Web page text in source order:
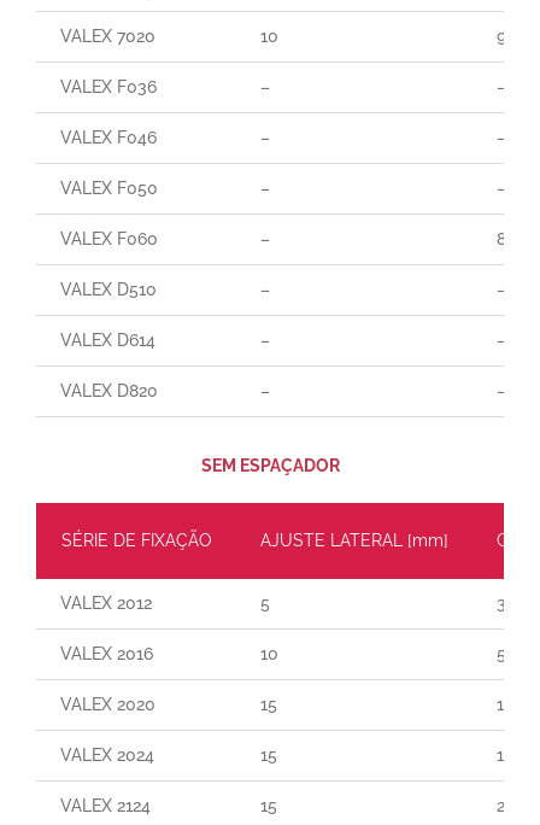
VALEX 7020 10 90
VALEX F036 – –
VALEX F046 – –
VALEX F050 – –
VALEX F060 – 85
VALEX D510 – –
VALEX D614 – –
VALEX D820 – –
SEM ESPAÇADOR
SÉRIE DE FIXAÇÃO AJUSTE LATERAL [mm]
VALEX 2012 5 30
VALEX 2016 10 55
VALEX 2020 15 110
VALEX 2024 15 160
VALEX 2124 15 290